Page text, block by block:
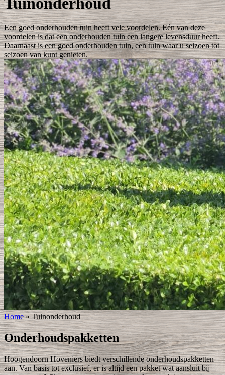
Een goed onderhouden tuin heeft vele voordelen. Eén van deze
voordelen is dat een onderhouden tuin een langere levensduur heeft.
Daarnaast is een goed onderhouden tuin, een tuin waar u seizoen tot
seizoen van kunt genieten.
Home»Tuinonderhoud
Onderhoudspakketten
Hoogendoorn Hoveniers biedt verschillende onderhoudspakketten
aan. Van basis tot exclusief, er is altijd een pakket wat aansluit bij